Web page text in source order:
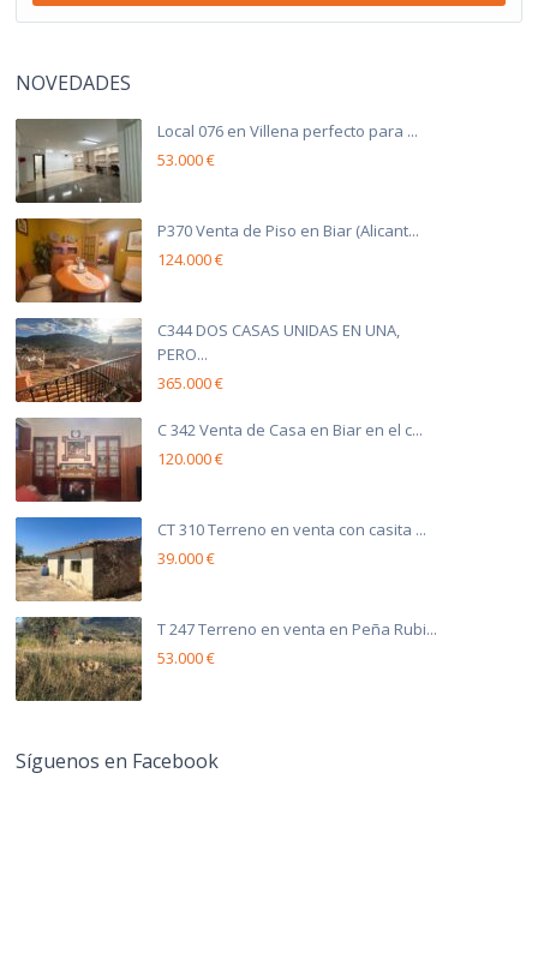
NOVEDADES
Local 076 en Villena perfecto para ...
53.000 €
P370 Venta de Piso en Biar (Alicant...
124.000 €
C344 DOS CASAS UNIDAS EN UNA,
PERO...
365.000 €
C 342 Venta de Casa en Biar en el c...
120.000 €
CT 310 Terreno en venta con casita ...
39.000 €
T 247 Terreno en venta en Peña Rubi...
53.000 €
Síguenos en Facebook